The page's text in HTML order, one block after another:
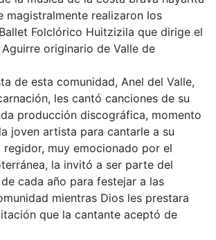
magistralmente realizaron los
Folclórico Huitzizila que dirige el
originario de Valle de
de esta comunidad, Anel del Valle,
les cantó canciones de su
producción discográfica, momento
joven artista para cantarle a su
regidor, muy emocionado por el
la invitó a ser parte del
cada año para festejar a las
mientras Dios les prestara
que la cantante aceptó de